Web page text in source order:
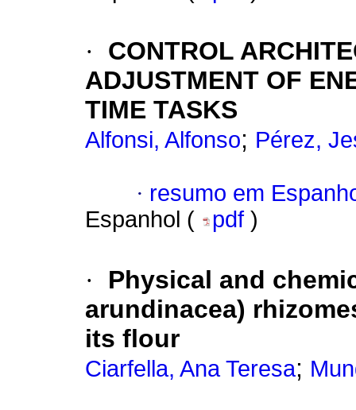
·
CONTROL
ADJUSTMENT OF
TIME TASKS
Alfonsi, Alfonso; Pérez,
· resumo em
Espanhol (
pdf )
·
Physical and
arundinacea)
its flour
Ciarfella, Ana Teresa;